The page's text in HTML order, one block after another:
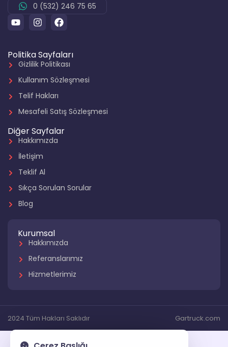
0 (532) 246 75 65
Politika Sayfaları
Gizlilik Politikası
Kullanım Sözleşmesi
Telif Hakları
Mesafeli Satış Sözleşmesi
Diğer Sayfalar
Hakkımızda
İletişim
Teklif Al
Sıkça Sorulan Sorular
Blog
Kurumsal
Hakkımızda
Referanslarımız
Hizmetlerimiz
2024 Tüm Hakları Saklıdır Gartruck.com